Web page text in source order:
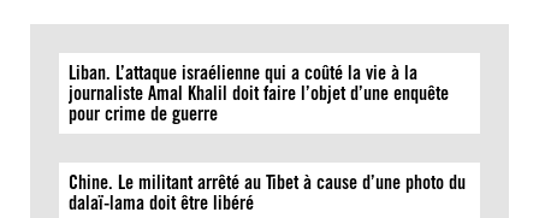
Liban. L’attaque israélienne qui a coûté la vie à la
journaliste Amal Khalil doit faire l’objet d’une enquête
pour crime de guerre
Chine. Le militant arrêté au Tibet à cause d’une photo du
dalaï-lama doit être libéré